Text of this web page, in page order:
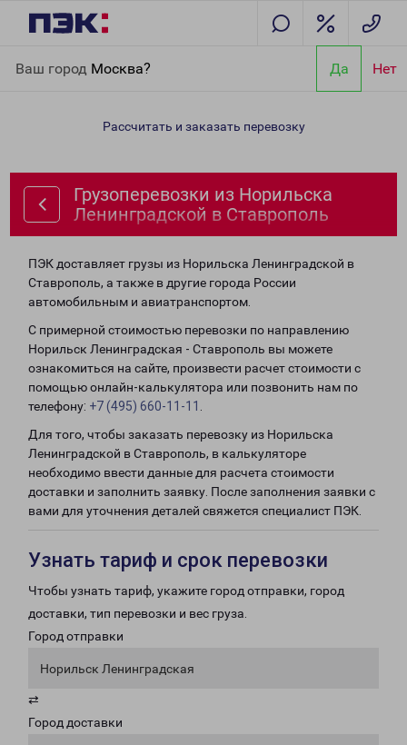
Ваш город Москва? Да Нет
Ленинградской в Ставрополь
Рассчитать и заказать перевозку
Грузоперевозки из Норильска
Ленинградской в Ставрополь
ПЭК доставляет грузы из Норильска Ленинградской в
Ставрополь, а также в другие города России
автомобильным и авиатранспортом.
С примерной стоимостью перевозки по направлению
Норильск Ленинградская - Ставрополь вы можете
ознакомиться на сайте, произвести расчет стоимости с
помощью онлайн-калькулятора или позвонить нам по
телефону: +7 (495) 660-11-11
Для того, чтобы заказать перевозку из Норильска
Ленинградской в Ставрополь, в калькуляторе
необходимо ввести данные для расчета стоимости
доставки и заполнить заявку. После заполнения заявки с
вами для уточнения деталей свяжется специалист ПЭК.
Узнать тариф и срок перевозки
Чтобы узнать тариф, укажите город отправки, город
доставки, тип перевозки и вес груза.
Город отправки
Норильск Ленинградская
⇄
Город доставки